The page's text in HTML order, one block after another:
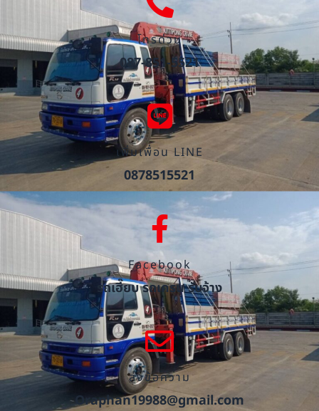
โทรด่วน
087-851-5521
เพิ่มเพื่อน LINE
0878515521
Facebook
รถเฮี๊ยบ รถเครน รับจ้าง
ส่งข้อความ
Oraphan19988@gmail.com